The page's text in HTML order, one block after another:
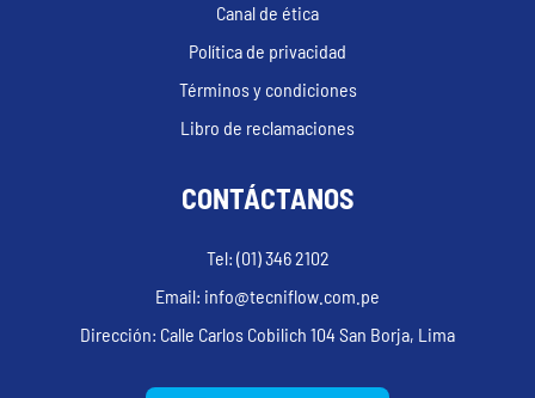
Canal de ética
Política de privacidad
Términos y condiciones
Libro de reclamaciones
CONTÁCTANOS
Tel: (01) 346 2102
Email: info@tecniflow.com.pe
Dirección: Calle Carlos Cobilich 104 San Borja, Lima